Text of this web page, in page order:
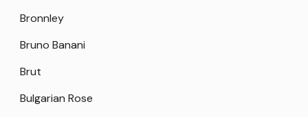
Bronnley
Bruno Banani
Brut
Bulgarian Rose